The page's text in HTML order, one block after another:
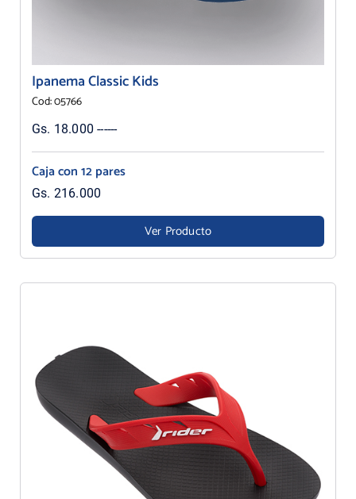
Ipanema Classic Kids
Cod: 05766
Gs. 18.000 ------
Caja con 12 pares
Gs. 216.000
Ver Producto